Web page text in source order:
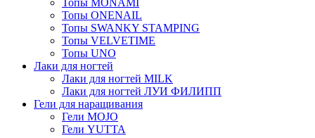
Топы MONAMI
Топы ONENAIL
Топы SWANKY STAMPING
Топы VELVETIME
Топы UNO
Лаки для ногтей
Лаки для ногтей MILK
Лаки для ногтей ЛУИ ФИЛИПП
Гели для наращивания
Гели MOJO
Гели YUTTA